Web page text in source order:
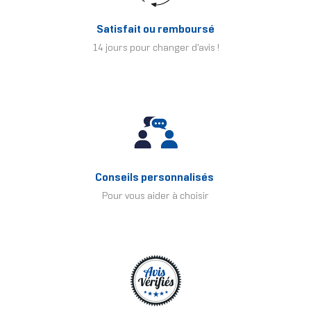
Satisfait ou remboursé
14 jours pour changer d'avis !
Conseils personnalisés
Pour vous aider à choisir